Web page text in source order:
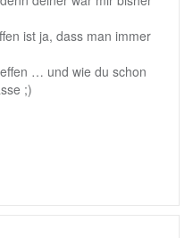
ist ja, dass man immer
… und wie du schon
;)